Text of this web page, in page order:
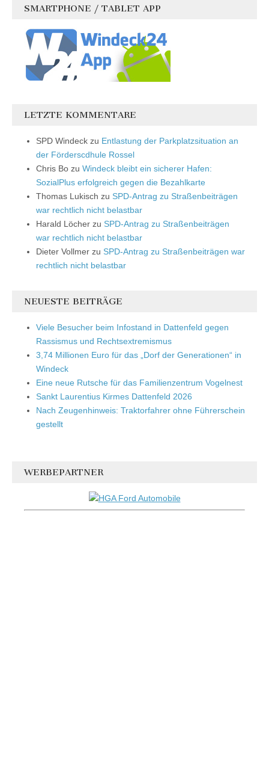
SMARTPHONE / TABLET APP
LETZTE KOMMENTARE
SPD Windeck zu Entlastung der Parkplatzsituation an
der Förderscdhule Rossel
Chris Bo zu Windeck bleibt ein sicherer Hafen:
SozialPlus erfolgreich gegen die Bezahlkarte
Thomas Lukisch zu SPD-Antrag zu Straßenbeiträgen
war rechtlich nicht belastbar
Harald Löcher zu SPD-Antrag zu Straßenbeiträgen
war rechtlich nicht belastbar
Dieter Vollmer zu SPD-Antrag zu Straßenbeiträgen war
rechtlich nicht belastbar
NEUESTE BEITRÄGE
Viele Besucher beim Infostand in Dattenfeld gegen
Rassismus und Rechtsextremismus
3,74 Millionen Euro für das „Dorf der Generationen“ in
Windeck
Eine neue Rutsche für das Familienzentrum Vogelnest
Sankt Laurentius Kirmes Dattenfeld 2026
Nach Zeugenhinweis: Traktorfahrer ohne Führerschein
gestellt
WERBEPARTNER